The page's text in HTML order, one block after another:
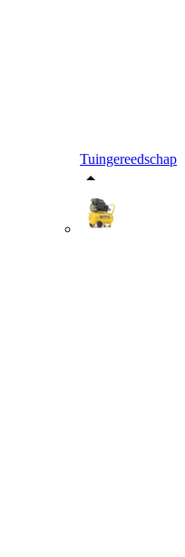
Tuingereedschap